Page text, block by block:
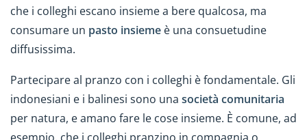
che i colleghi escano insieme a bere qualcosa, ma
consumare un pasto insieme è una consuetudine
diffusissima.
Partecipare al pranzo con i colleghi è fondamentale. Gli
indonesiani e i balinesi sono una società comunitaria
per natura, e amano fare le cose insieme. È comune, ad